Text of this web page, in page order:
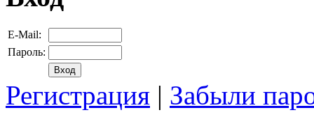
E-Mail:
Пароль:
Регистрация | Забыли